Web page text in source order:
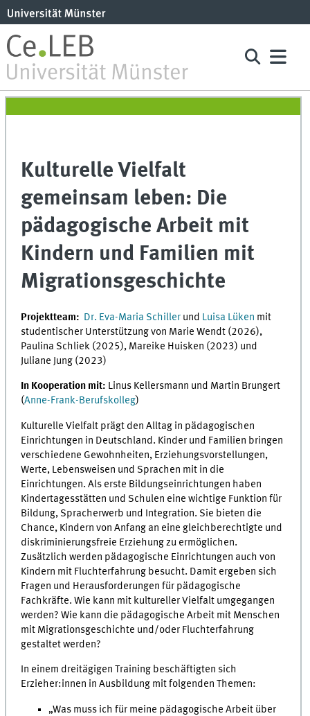
Kulturelle Vielfalt
gemeinsam leben: Die
pädagogische Arbeit mit
Kindern und Familien mit
Migrationsgeschichte
Projektteam: Dr. Eva-Maria Schiller und Luisa Lüken mit
studentischer Unterstützung von Marie Wendt (2026),
Paulina Schliek (2025), Mareike Huisken (2023) und
Juliane Jung (2023)
In Kooperation mit: Linus Kellersmann und Martin Brungert
(Anne-Frank-Berufskolleg)
Kulturelle Vielfalt prägt den Alltag in pädagogischen
Einrichtungen in Deutschland. Kinder und Familien bringen
verschiedene Gewohnheiten, Erziehungsvorstellungen,
Werte, Lebensweisen und Sprachen mit in die
Einrichtungen. Als erste Bildungseinrichtungen haben
Kindertagesstätten und Schulen eine wichtige Funktion für
Bildung, Spracherwerb und Integration. Sie bieten die
Chance, Kindern von Anfang an eine gleichberechtigte und
diskriminierungsfreie Erziehung zu ermöglichen.
Zusätzlich werden pädagogische Einrichtungen auch von
Kindern mit Fluchterfahrung besucht. Damit ergeben sich
Fragen und Herausforderungen für pädagogische
Fachkräfte. Wie kann mit kultureller Vielfalt umgegangen
werden? Wie kann die pädagogische Arbeit mit Menschen
mit Migrationsgeschichte und/oder Fluchterfahrung
gestaltet werden?
In einem dreitägigen Training beschäftigten sich
Erzieher:innen in Ausbildung mit folgenden Themen:
„Was muss ich für meine pädagogische Arbeit über